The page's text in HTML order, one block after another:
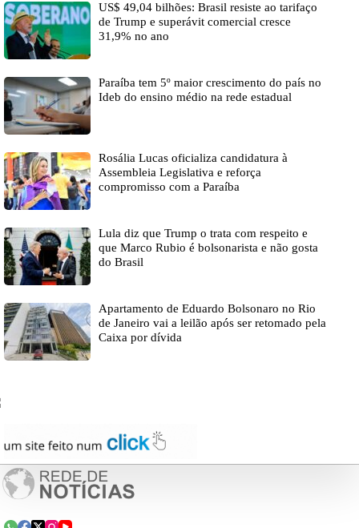
US$ 49,04 bilhões: Brasil resiste ao tarifaço
de Trump e superávit comercial cresce
31,9% no ano
Paraíba tem 5º maior crescimento do país no
Ideb do ensino médio na rede estadual
Rosália Lucas oficializa candidatura à
Assembleia Legislativa e reforça
compromisso com a Paraíba
Lula diz que Trump o trata com respeito e
que Marco Rubio é bolsonarista e não gosta
do Brasil
Apartamento de Eduardo Bolsonaro no Rio
de Janeiro vai a leilão após ser retomado pela
Caixa por dívida